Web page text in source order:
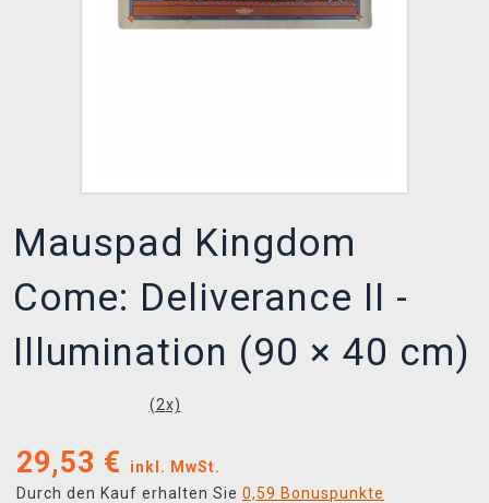
Mauspad Kingdom
Come: Deliverance II -
Illumination (90 × 40 cm)
(2x)
29,53 €
inkl. MwSt.
Durch den Kauf erhalten Sie 0,59 Bonuspunkte